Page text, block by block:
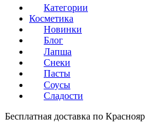
Категории
Косметика
Новинки
Блог
Лапша
Снеки
Пасты
Соусы
Сладости
Бесплатная доставка по